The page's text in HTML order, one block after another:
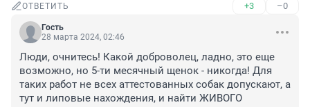
ОТВЕТИТЬ +3 –0
Гость
28 марта 2024, 02:46
Люди, очнитесь! Какой доброволец, ладно, это еще
возможно, но 5-ти месячный щенок - никогда! Для
таких работ не всех аттестованных собак допускают, а
тут и липовые нахождения, и найти ЖИВОГО